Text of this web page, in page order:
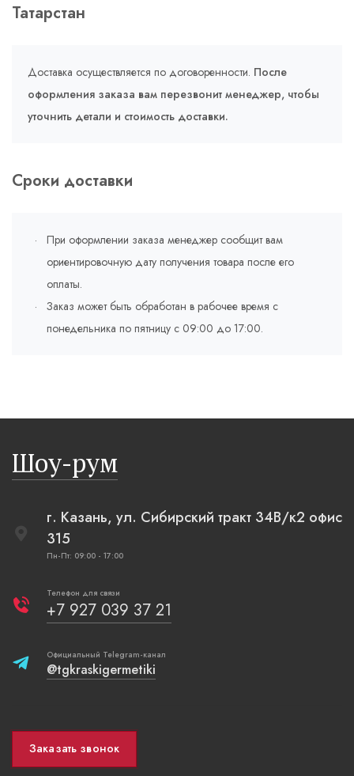
Татарстан
Доставка осуществляется по договоренности. После
оформления заказа вам перезвонит менеджер, чтобы
уточнить детали и стоимость доставки.
Сроки доставки
При оформлении заказа менеджер сообщит вам
ориентировочную дату получения товара после его
оплаты.
Заказ может быть обработан в рабочее время с
понедельника по пятницу с 09:00 до 17:00.
Шоу-рум
г. Казань, ул. Сибирский тракт 34В/к2 офис
315
Пн-Пт: 09:00 - 17:00
Телефон для связи
+7 927 039 37 21
Официальный Telegram-канал
@tgkraskigermetiki
Заказать звонок